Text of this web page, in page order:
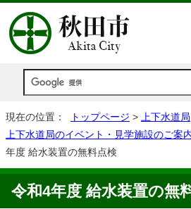
現在の位置： トップページ > 上下水道局
上下水道局のイベント・見学施設のご案
年度 給水装置の無料点検
令和4年度 給水装置の無